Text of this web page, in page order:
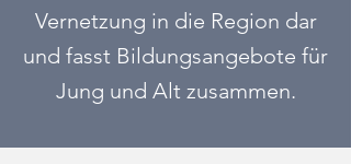
Vernetzung in die Region dar
und fasst Bildungsangebote für
Jung und Alt zusammen.